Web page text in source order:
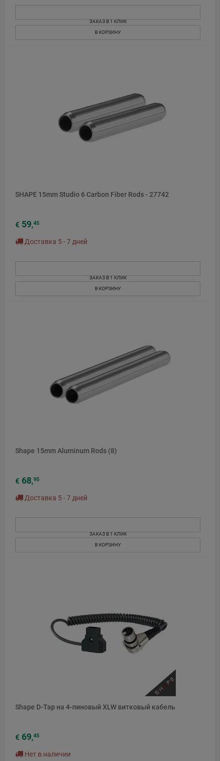
ЗАКАЗ В 1 КЛИК
В КОРЗИНУ
SHAPE 15mm Studio 6 Carbon Fiber Rods - 27742
€ 59,45
Доставка 5 - 7 дней
ЗАКАЗ В 1 КЛИК
В КОРЗИНУ
Shape 15mm Aluminum Rods (8)
€ 68,95
Доставка 5 - 7 дней
ЗАКАЗ В 1 КЛИК
В КОРЗИНУ
Shape D-Tap на 4-пиновый XLW витковый кабель
€ 69,45
Нет в наличии